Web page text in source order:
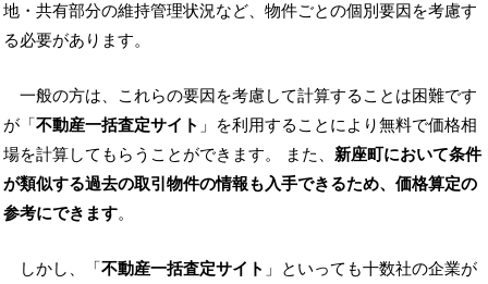
地・共有部分の維持管理状況など、物件ごとの個別要因を考慮す
る必要があります。
一般の方は、これらの要因を考慮して計算することは困難です
が「不動産一括査定サイト 」を利用することにより無料で価格相
場を計算してもらうことができます。 また、 新座町において条件
が類似する過去の取引物件の情報も入手できるため、価格算定の
参考にできます。
しかし、「不動産一括査定サイト 」といっても十数社の企業が